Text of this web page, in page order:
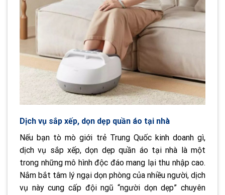
Dịch vụ sắp xếp, dọn dẹp quần áo tại nhà
Nếu bạn tò mò giới trẻ Trung Quốc kinh doanh gì,
dịch vụ sắp xếp, dọn dẹp quần áo tại nhà là một
trong những mô hình độc đáo mang lại thu nhập cao.
Nắm bắt tâm lý ngại dọn phòng của nhiều người, dịch
vụ này cung cấp đội ngũ “người dọn dẹp” chuyên